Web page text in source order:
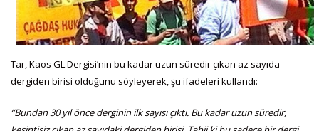
Tar, Kaos GL Dergisi’nin bu kadar uzun süredir çıkan az sayıda
dergiden birisi olduğunu söyleyerek, şu ifadeleri kullandı:
“Bundan 30 yıl önce derginin ilk sayısı çıktı. Bu kadar uzun süredir,